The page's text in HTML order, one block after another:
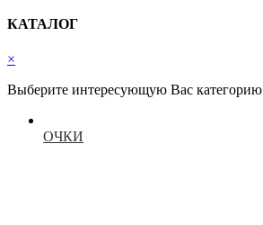
КАТАЛОГ
×
Выберите интересующую Вас категорию
ОЧКИ